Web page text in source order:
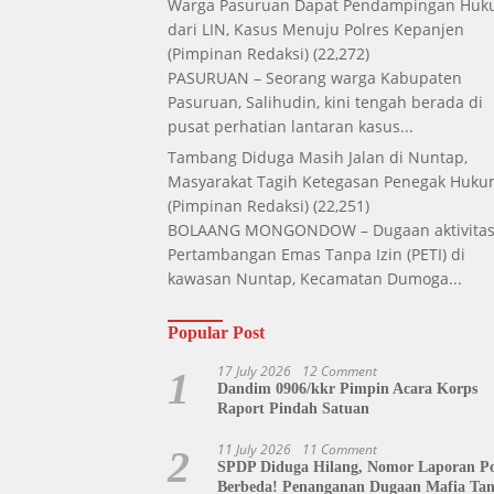
Warga Pasuruan Dapat Pendampingan
dari LIN, Kasus Menuju Polres Kepanjen
(Pimpinan Redaksi) (22,272)
PASURUAN – Seorang warga Kabupaten
Pasuruan, Salihudin, kini tengah berada di
pusat perhatian lantaran kasus...
Tambang Diduga Masih Jalan di Nuntap,
Masyarakat Tagih Ketegasan Penegak
(Pimpinan Redaksi) (22,251)
BOLAANG MONGONDOW – Dugaan aktivitas
Pertambangan Emas Tanpa Izin (PETI) di
kawasan Nuntap, Kecamatan Dumoga...
Popular Post
1 17 July 2026 12 Comment
Dandim 0906/kkr Pimpin Acara Korps
Raport Pindah Satuan
2 11 July 2026 11 Comment
SPDP Diduga Hilang, Nomor Laporan
Berbeda! Penanganan Dugaan Mafia